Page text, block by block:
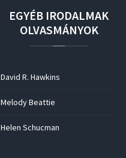
EGYÉB IRODALMAK
OLVASMÁNYOK
David R. Hawkins
Melody Beattie
Helen Schucman